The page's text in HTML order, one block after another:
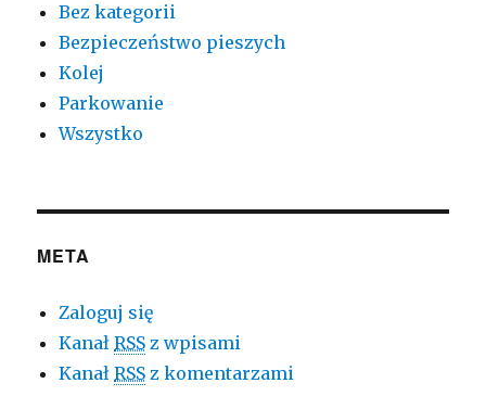
Bez kategorii
Bezpieczeństwo pieszych
Kolej
Parkowanie
Wszystko
META
Zaloguj się
KanałRSS z wpisami
KanałRSS z komentarzami